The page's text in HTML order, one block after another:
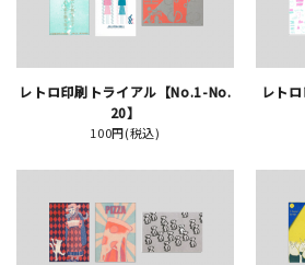
イベント
シルクスクリーン
無地素材
レトロ印刷トライアル【No.1-No.
20】
100円(税込)
レト